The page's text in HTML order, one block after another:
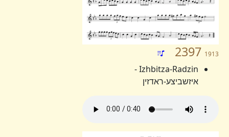
2397 1913
Izhbitza-Radzin -
איזשביצע-ראדזין